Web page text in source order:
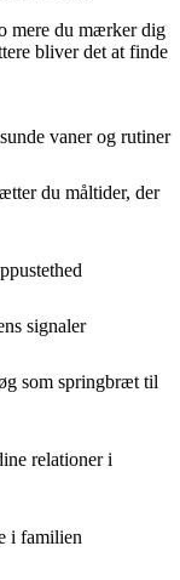
mere du mærker dig
bliver det at finde
vaner og rutiner
du måltider, der
signaler
som springbræt til
relationer i
i familien